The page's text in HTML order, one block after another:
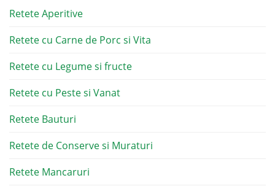
Retete Aperitive
Retete cu Carne de Porc si Vita
Retete cu Legume si fructe
Retete cu Peste si Vanat
Retete Bauturi
Retete de Conserve si Muraturi
Retete Mancaruri